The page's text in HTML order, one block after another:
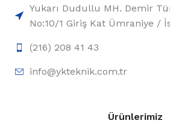
Yukarı Dudullu MH. Demir
No:10/1 Giriş Kat Ümraniye /
(216) 208 41 43
info@ykteknik.com.tr
Ürünlerimiz